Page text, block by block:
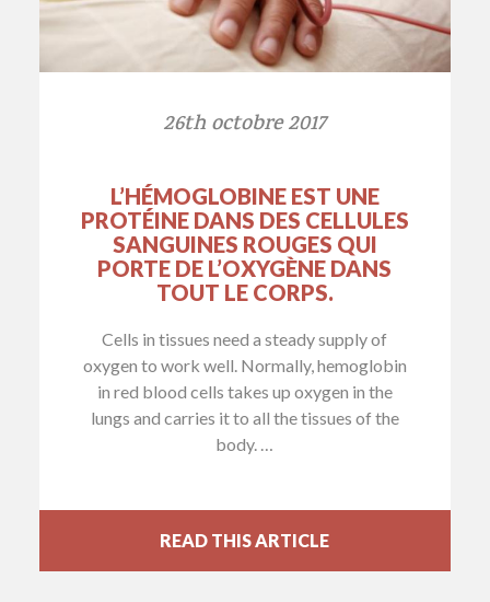
26th octobre 2017
L’HÉMOGLOBINE EST UNE
PROTÉINE DANS DES CELLULES
SANGUINES ROUGES QUI
PORTE DE L’OXYGÈNE DANS
TOUT LE CORPS.
Cells in tissues need a steady supply of
oxygen to work well. Normally, hemoglobin
in red blood cells takes up oxygen in the
lungs and carries it to all the tissues of the
body. …
READ THIS ARTICLE